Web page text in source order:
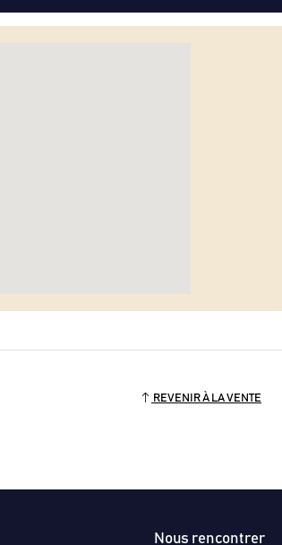
REVENIR À LA VENTE
Nous rencontrer